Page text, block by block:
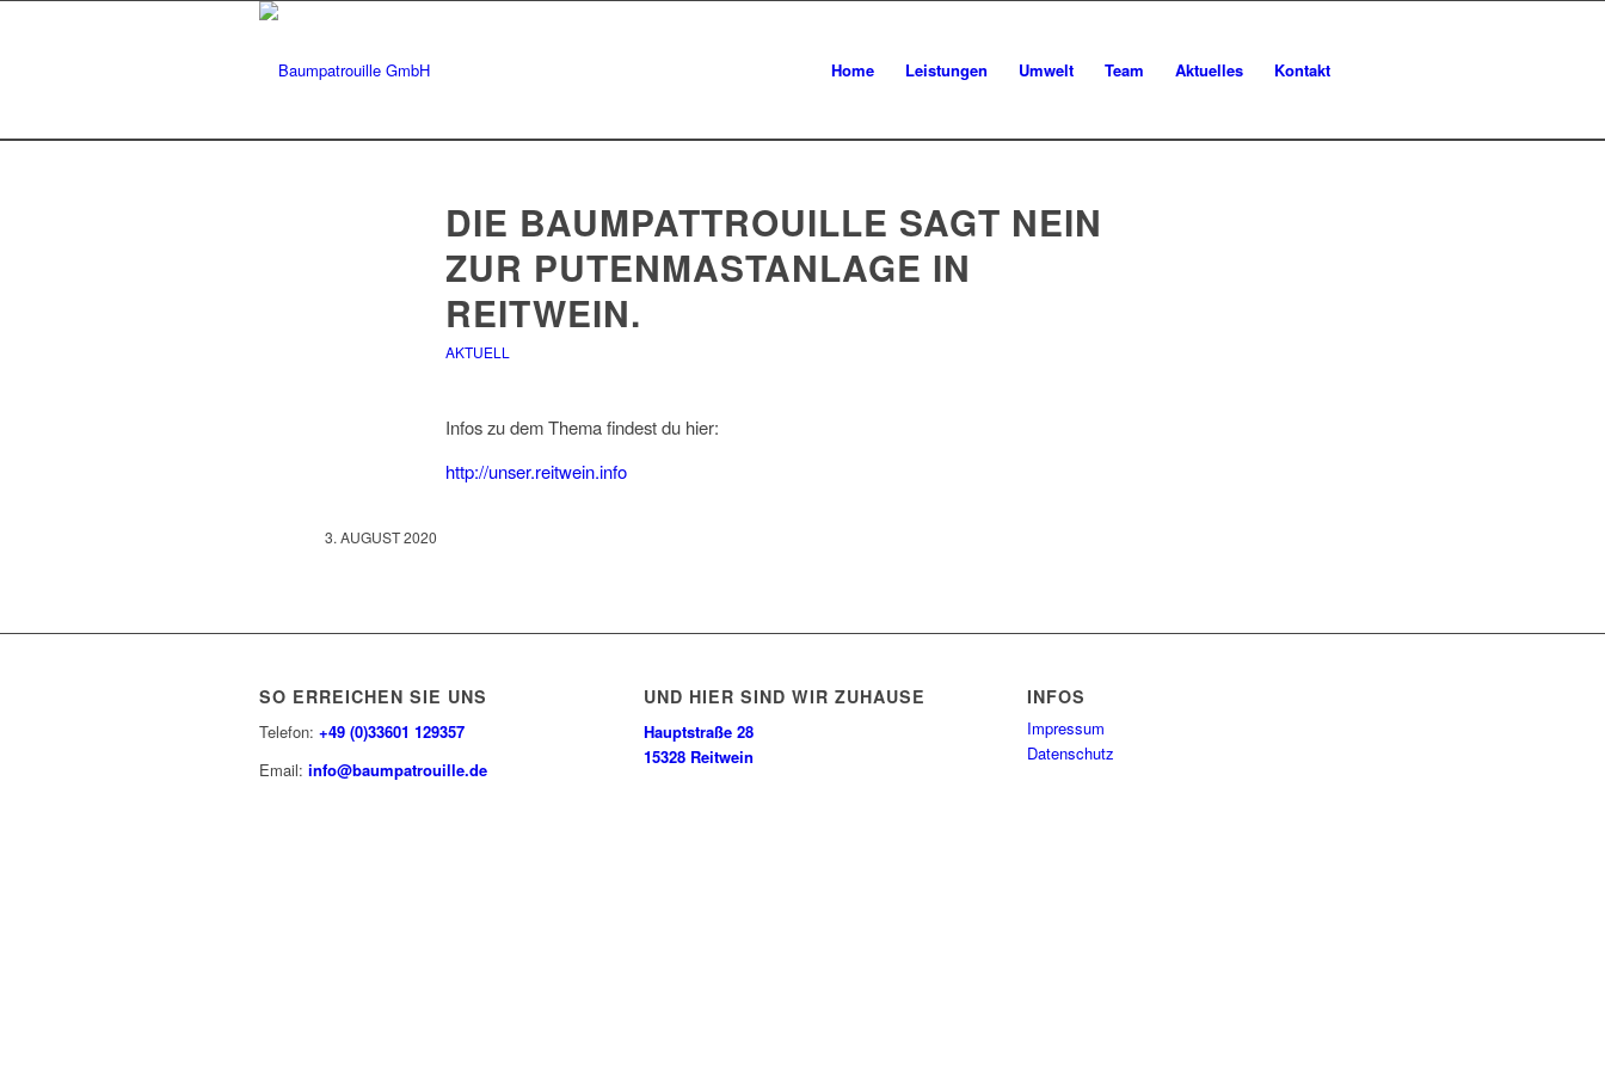
Home Leistungen Umwelt Team Aktuelles Kontakt
DIE BAUMPATTROUILLE SAGT NEIN
ZUR PUTENMASTANLAGE IN
REITWEIN.
AKTUELL
Infos zu dem Thema findest du hier:
http://unser.reitwein.info
3. AUGUST 2020
SO ERREICHEN SIE UNS
Telefon: +49 (0)33601 129357
Email: info@baumpatrouille.de
UND HIER SIND WIR ZUHAUSE
Hauptstraße 28
15328 Reitwein
INFOS
Impressum
Datenschutz